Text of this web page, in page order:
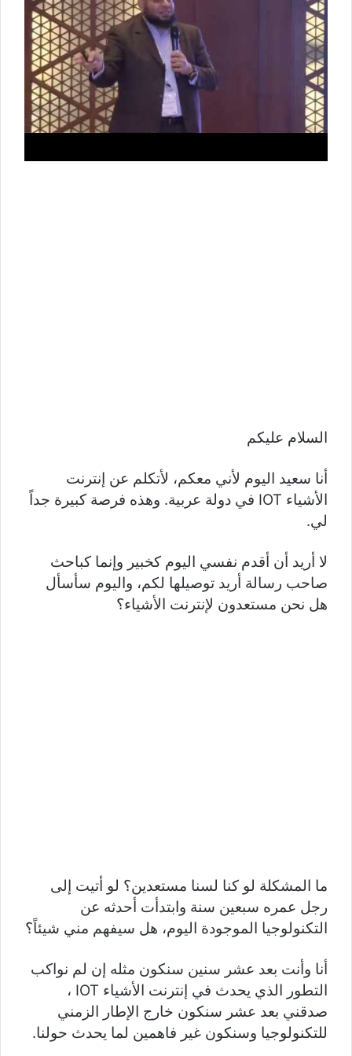
السلام عليكم
أنا سعيد اليوم لأني معكم، لأتكلم عن إنترنت
الأشياء IOT في دولة عربية. وهذه فرصة كبيرة جداً
لي.
لا أريد أن أقدم نفسي اليوم كخبير وإنما كباحث
صاحب رسالة أريد توصيلها لكم، واليوم سأسأل
هل نحن مستعدون لإنترنت الأشياء؟
ما المشكلة لو كنا لسنا مستعدين؟ لو أتيت إلى
رجل عمره سبعين سنة وابتدأت أحدثه عن
التكنولوجيا الموجودة اليوم، هل سيفهم مني شيئاً؟
أنا وأنت بعد عشر سنين سنكون مثله إن لم نواكب
التطور الذي يحدث في إنترنت الأشياء IOT ،
صدقني بعد عشر سنكون خارج الإطار الزمني
للتكنولوجيا وسنكون غير فاهمين لما يحدث حولنا.